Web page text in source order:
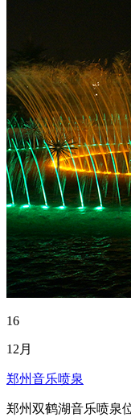
16
12月
郑州音乐喷泉
郑州双鹤湖音乐喷泉